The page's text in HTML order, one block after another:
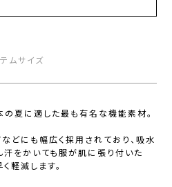
ムサイズ
夏に適した最も有名な機能素材。
どにも幅広く採用されており、吸水
汗をかいても服が肌に張り付いた
軽減します。